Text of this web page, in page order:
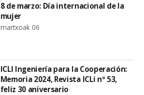
8 de marzo: Día internacional de la
mujer
martxoak 06
ICLI Ingeniería para la Cooperación:
Memoria 2024, Revista ICLi nº 53,
feliz 30 aniversario